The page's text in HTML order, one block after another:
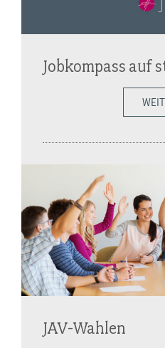
Jobkompass auf
JAV-Wahlen